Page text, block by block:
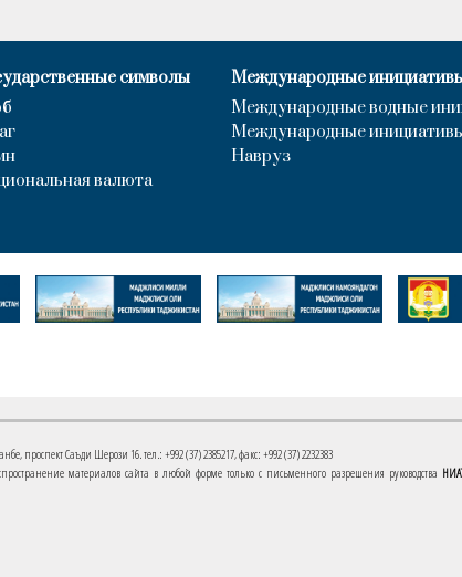
символы
валюта
Международные
Международные водные
Международные
Навруз
проспект Саъди Шерози 16. тел.: +992 (37) 2385217, факс: +992 (37) 2232383
материалов сайта в любой форме только с письменного разрешения руководства